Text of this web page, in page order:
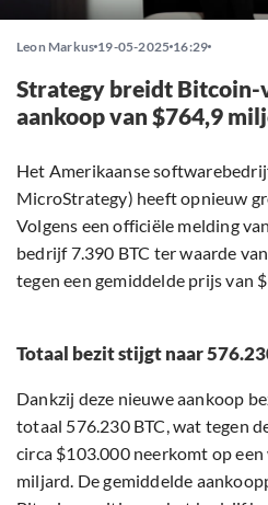
Leon Markus 19-05-2025 16:29
Strategy breidt
aankoop van $764,9
Het Amerikaanse
MicroStrategy) heeft opnieuw
Volgens een officiële melding
bedrijf 7.390 BTC ter waarde
tegen een gemiddelde prijs van
Totaal bezit stijgt naar
Dankzij deze nieuwe aankoop
totaal 576.230 BTC, wat tegen
circa $103.000 neerkomt op
miljard. De gemiddelde